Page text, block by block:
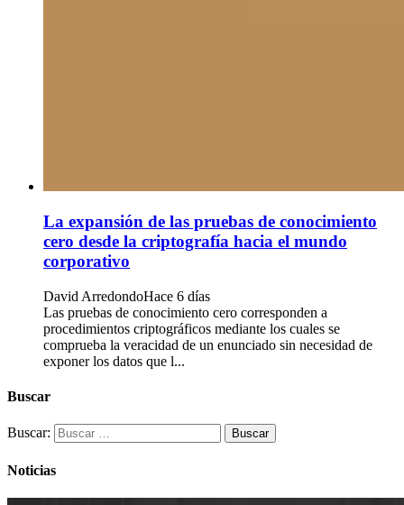
La expansión de las pruebas de conocimiento
cero desde la criptografía hacia el mundo
corporativo
David ArredondoHace 6 días
Las pruebas de conocimiento cero corresponden a
procedimientos criptográficos mediante los cuales se
comprueba la veracidad de un enunciado sin necesidad de
exponer los datos que l...
Buscar
Buscar:
Noticias